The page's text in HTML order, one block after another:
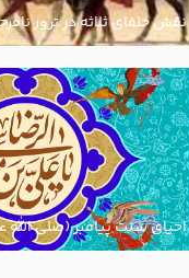
نقش خلفای ثلاثه در ترور
علیه و آله و سلم
احیای سنت پیامبر (صلی الله